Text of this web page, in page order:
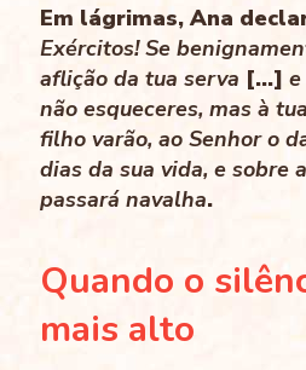
Em lágrimas, Ana
Exércitos! Se
aflição da tua serva [...]
não esqueceres, mas à
filho varão, ao Senhor o
dias da sua vida, e sobre
passará navalha.
Quando o
mais alto